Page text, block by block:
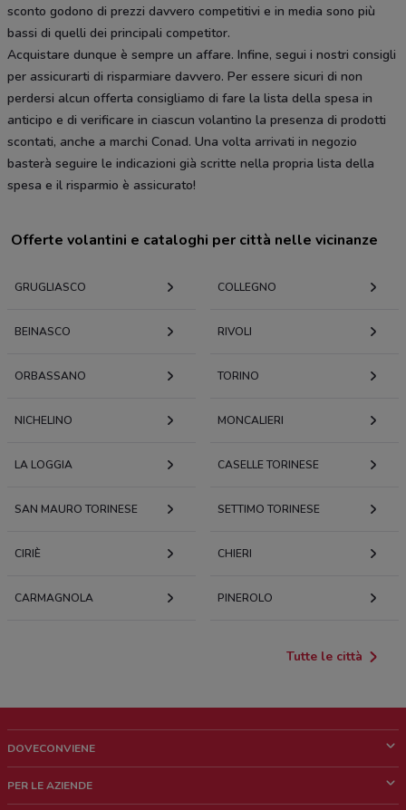
sconto godono di prezzi davvero competitivi e in media sono più
bassi di quelli dei principali competitor.
Acquistare dunque è sempre un affare. Infine, segui i nostri consigli
per assicurarti di risparmiare davvero. Per essere sicuri di non
perdersi alcun offerta consigliamo di fare la lista della spesa in
anticipo e di verificare in ciascun volantino la presenza di prodotti
scontati, anche a marchi Conad. Una volta arrivati in negozio
basterà seguire le indicazioni già scritte nella propria lista della
spesa e il risparmio è assicurato!
Offerte volantini e cataloghi per città nelle vicinanze
GRUGLIASCO COLLEGNO
BEINASCO RIVOLI
ORBASSANO TORINO
NICHELINO MONCALIERI
LA LOGGIA CASELLE TORINESE
SAN MAURO TORINESE SETTIMO TORINESE
CIRIÈ CHIERI
CARMAGNOLA PINEROLO
Tutte le città
DOVECONVIENE
Chi siamo
PER LE AZIENDE